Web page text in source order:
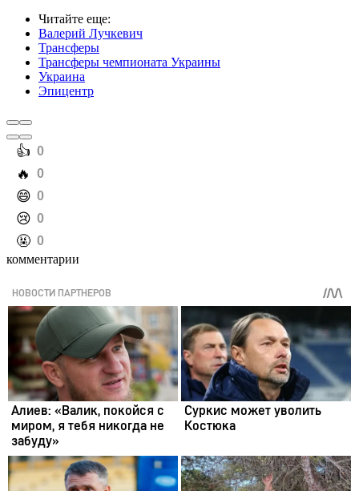
Читайте еще:
Валерий Лучкевич
Трансферы
Трансферы чемпионата Украины
Украина
Эпицентр
️👍 0
️🔥 0
️😄 0
️😢 0
️🤬 0
комментарии